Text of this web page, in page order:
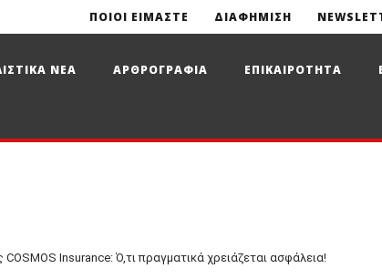
ΠΟΙΟΙ ΕΙΜΑΣΤΕ ΔΙΑΦΗΜΙΣΗ
ΝΕΑ ΑΡΘΡΟΓΡΑΦΙΑ ΕΠΙΚΑΙΡΟΤΗΤΑ
Insurance: Ό,τι πραγματικά χρειάζεται ασφάλεια!